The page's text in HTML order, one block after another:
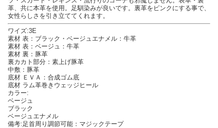
革、共に本革を使用。足馴染みが良いです。裏革をピンクにする事で、
女性らしさを引き立ててくれます。
ワイズ:3E
素材 表：ブラック・ベージュエナメル：牛革
素材 表：ベージュ：牛革
素材 裏：豚革
裏カカト部分：素上げ豚革
中敷：豚革
底材 ＥＶＡ：合成ゴム底
底材 ラム革巻きウェッジヒール
カラー:
ベージュ
ブラック
ベージュエナメル
備考:足首周り調節可能：マジックテープ